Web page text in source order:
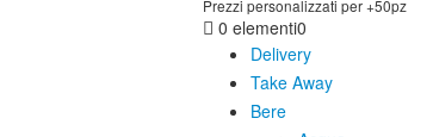
Prezzi personalizzati per +50pz
0 elementi0
Delivery
Take Away
Bere